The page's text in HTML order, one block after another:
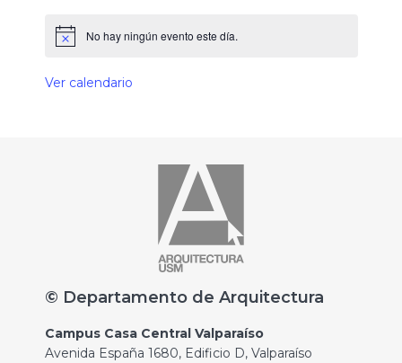
No hay ningún evento este día.
Ver calendario
© Departamento de Arquitectura
Campus Casa Central Valparaíso
Avenida España 1680, Edificio D, Valparaíso